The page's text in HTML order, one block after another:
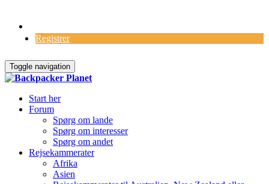
Registrer
Toggle navigation
Start her
Forum
Spørg om lande
Spørg om interesser
Spørg om andet
Rejsekammerater
Afrika
Asien